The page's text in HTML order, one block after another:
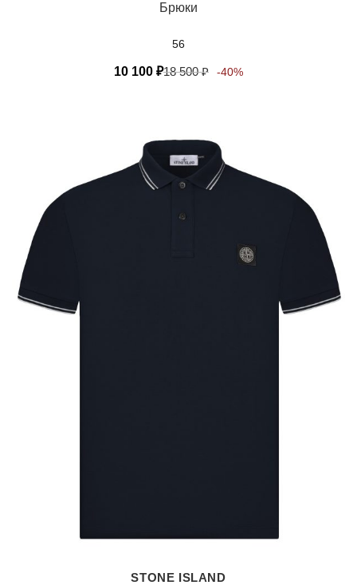
Брюки
56
10 100 ₽18 500₽ -40%
STONE ISLAND